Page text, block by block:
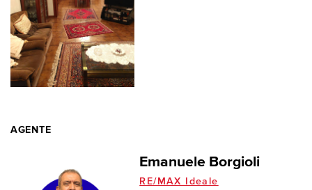
AGENTE
Emanuele Borgioli
RE/MAX Ideale